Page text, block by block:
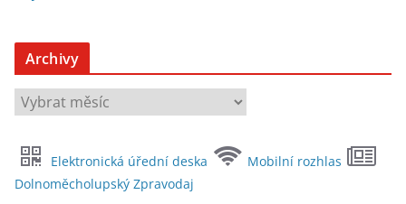
Archivy
A
h
i
Elektronická úřední deska
Mobilní rozhlas
Dolnoměcholupský Zpravodaj